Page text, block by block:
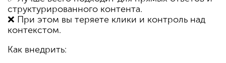
структурированного контента.
❌ При этом вы теряете клики и контроль над
контекстом.
Как внедрить: